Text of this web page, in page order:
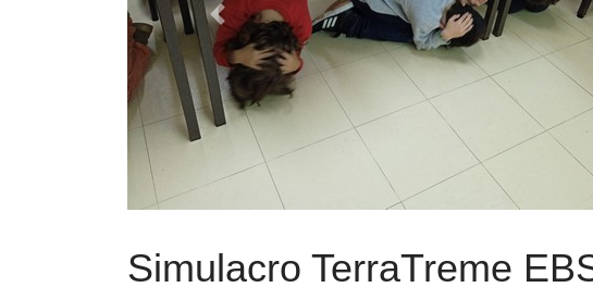
Previous
Simulacro TerraTreme